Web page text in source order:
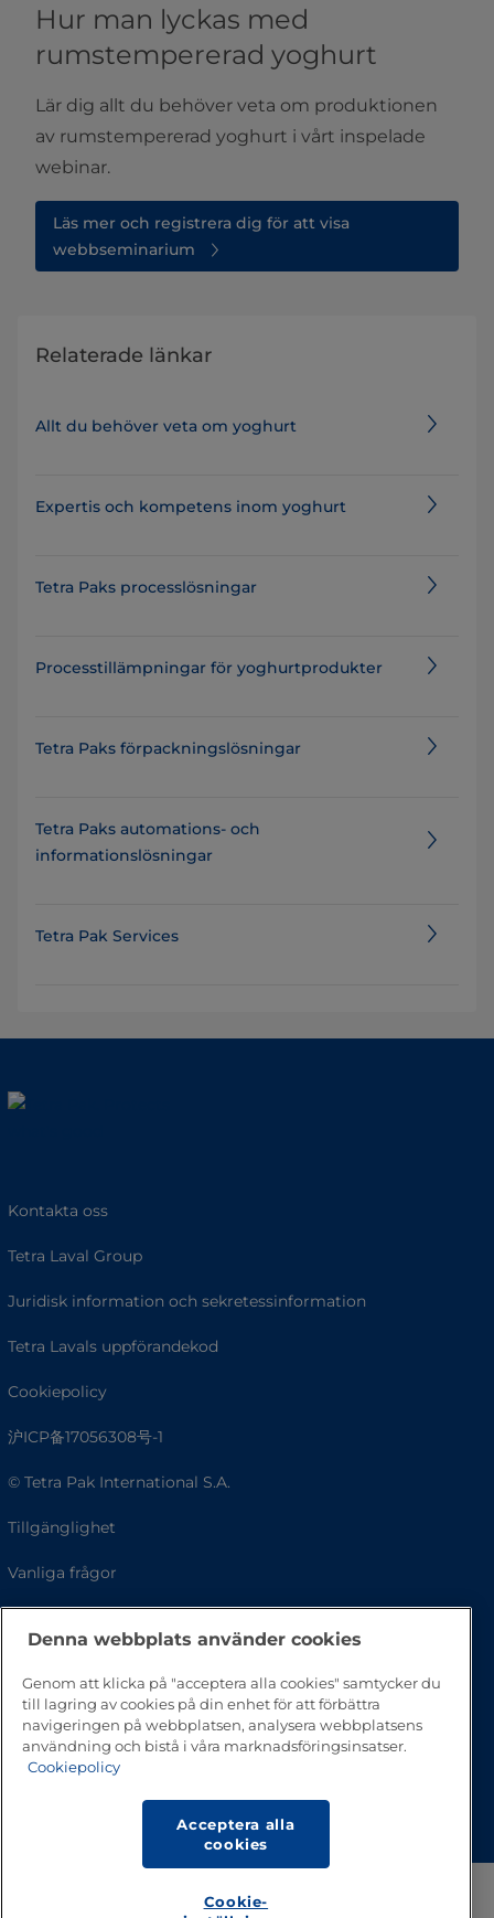
Hur man lyckas med
rumstempererad yoghurt
Lär dig allt du behöver veta om produktionen
av rumstempererad yoghurt i vårt inspelade
webinar.
Läs mer och registrera dig för att visa
webbseminarium
Relaterade länkar
Allt du behöver veta om yoghurt
Expertis och kompetens inom yoghurt
Tetra Paks processlösningar
Processtillämpningar för yoghurtprodukter
Tetra Paks förpackningslösningar
Tetra Paks automations- och
informationslösningar
Tetra Pak Services
Kontakta oss
Tetra Laval Group
Juridisk information och sekretessinformation
Tetra Lavals uppförandekod
Cookiepolicy
沪ICP备17056308号-1
© Tetra Pak International S.A.
Tillgänglighet
Vanliga frågor
Gå till toppen av sidan
Denna webbplats använder cookies
Genom att klicka på "acceptera alla cookies" samtycker du
till lagring av cookies på din enhet för att förbättra
navigeringen på webbplatsen, analysera webbplatsens
användning och bistå i våra marknadsföringsinsatser.
Cookiepolicy
Acceptera alla
cookies
Cookie-